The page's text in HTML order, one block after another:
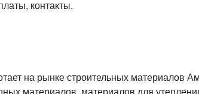
контакты.
на рынке строительных материалов